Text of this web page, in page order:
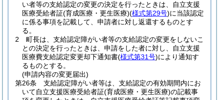
い者等の支給認定の変更の決定を行ったときは、自立支援
医療受給者証(育成医療・更生医療)(様式第29号)に当該認定
に係る事項を記載して、申請者に対し返還するものとす
る。
2
町長は、支給認定障がい者等の支給認定の変更をしないこ
との決定を行ったときは、申請をした者に対し、自立支援
医療費支給認定変更却下通知書(様式第31号)により通知す
るものとする。
(申請内容の変更届出)
第26条
支給認定障がい者等は、支給認定の有効期間内にお
いて自立支援医療受給者証(育成医療・更生医療)の記載事